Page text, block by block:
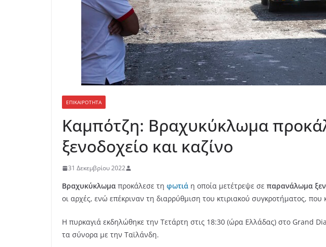
ΕΠΙΚΑΙΡΟΤΗΤΑ
Καμπότζη: Βραχυκύκλωμα
ξενοδοχείο και καζίνο
31 Δεκεμβρίου 2022
Βραχυκύκλωμα προκάλεσε τη φωτιά η οποία μετέτρεψε σε παρανάλωμα
οι αρχές, ενώ επέκριναν τη διαρρύθμιση του κτιριακού συγκροτήματος,
Η πυρκαγιά εκδηλώθηκε την Τετάρτη στις 18:30 (ώρα Ελλάδας) στο Grand
τα σύνορα με την Ταϊλάνδη.